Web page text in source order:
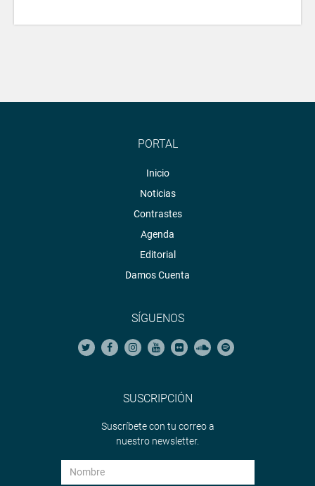
PORTAL
Inicio
Noticias
Contrastes
Agenda
Editorial
Damos Cuenta
SÍGUENOS
SUSCRIPCIÓN
Suscríbete con tu correo a
nuestro newsletter.